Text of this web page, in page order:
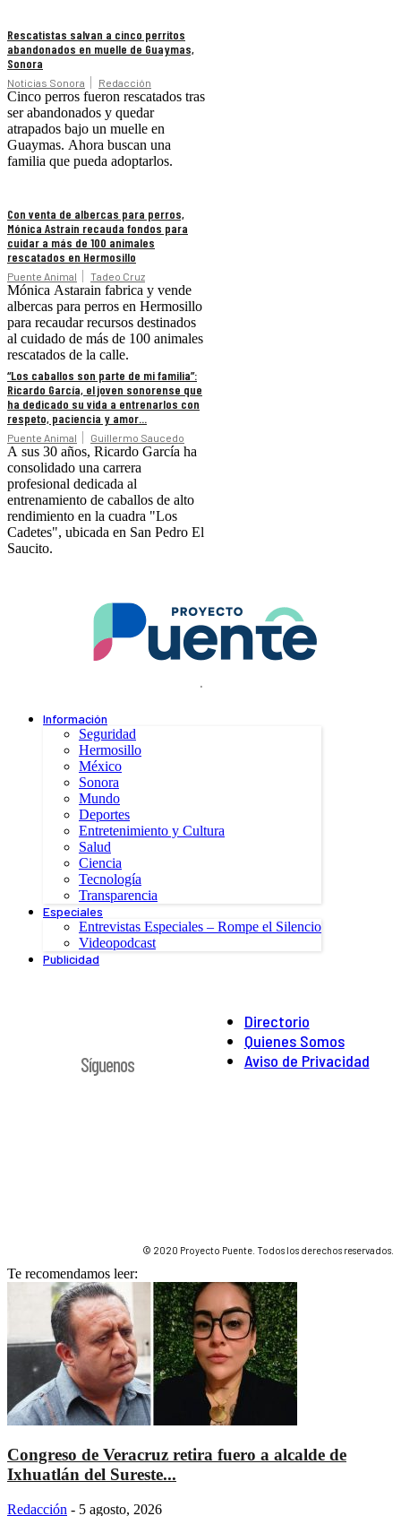
Rescatistas salvan a cinco perritos
abandonados en muelle de Guaymas,
Sonora
Noticias Sonora Redacción
Cinco perros fueron rescatados tras
ser abandonados y quedar
atrapados bajo un muelle en
Guaymas. Ahora buscan una
familia que pueda adoptarlos.
Con venta de albercas para perros,
Mónica Astrain recauda fondos para
cuidar a más de 100 animales
rescatados en Hermosillo
Puente Animal Tadeo Cruz
Mónica Astarain fabrica y vende
albercas para perros en Hermosillo
para recaudar recursos destinados
al cuidado de más de 100 animales
rescatados de la calle.
“Los caballos son parte de mi familia”:
Ricardo García, el joven sonorense que
ha dedicado su vida a entrenarlos con
respeto, paciencia y amor...
Puente Animal Guillermo Saucedo
A sus 30 años, Ricardo García ha
consolidado una carrera
profesional dedicada al
entrenamiento de caballos de alto
rendimiento en la cuadra "Los
Cadetes", ubicada en San Pedro El
Saucito.
.
Información
Seguridad
Hermosillo
México
Sonora
Mundo
Deportes
Entretenimiento y Cultura
Salud
Ciencia
Tecnología
Transparencia
Especiales
Entrevistas Especiales – Rompe el Silencio
Videopodcast
Publicidad
Directorio
Quienes Somos
Aviso de Privacidad
Síguenos
© 2020 Proyecto Puente. Todos los derechos reservados.
Te recomendamos leer:
Congreso de Veracruz retira fuero a alcalde de
Ixhuatlán del Sureste...
Redacción - 5 agosto, 2026